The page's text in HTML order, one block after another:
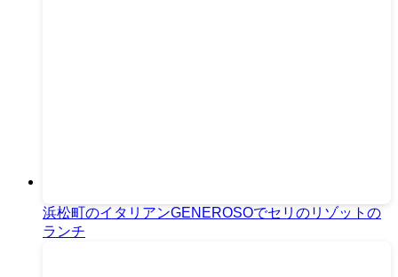
浜松町のイタリアンGENEROSOでセリのリゾットの
ランチ